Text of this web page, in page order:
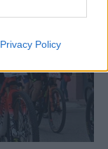
Privacy Policy